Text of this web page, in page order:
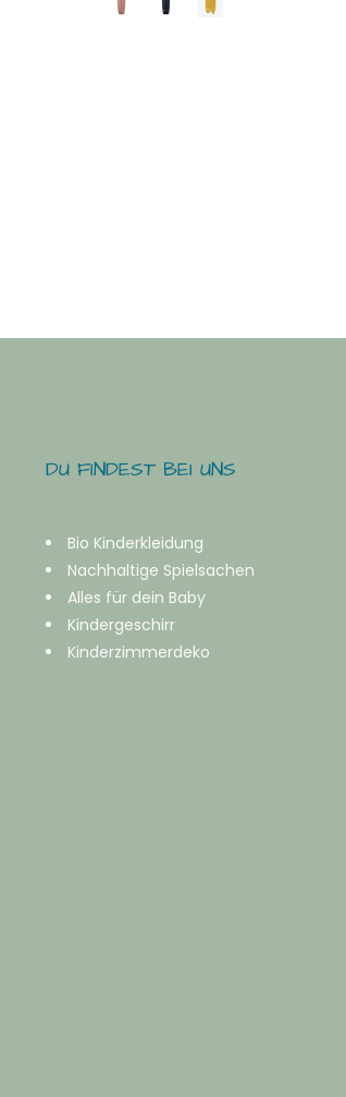
DU FINDEST BEI UNS
Bio Kinderkleidung
Nachhaltige Spielsachen
Alles für dein Baby
Kindergeschirr
Kinderzimmerdeko